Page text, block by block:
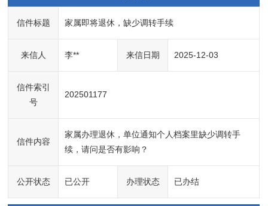
信件标题 家属即将退休，缺少调转手续
来信人 李** 来信日期 2025-12-03
信件索引
号
202501177
信件内容
家属办理退休，单位通知个人档案里缺少调转手
续，请问是否有影响？
公开状态 已公开 办理状态 已办结